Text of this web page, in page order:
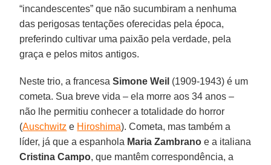
“incandescentes” que não sucumbiram a nenhuma
das perigosas tentações oferecidas pela época,
preferindo cultivar uma paixão pela verdade, pela
graça e pelos mitos antigos.
Neste trio, a francesaSimone Weil (1909-1943) é um
cometa. Sua breve vida – ela morre aos 34 anos –
não lhe permitiu conhecer a totalidade do horror
(Auschwitz e Hiroshima). Cometa, mas também a
líder, já que a espanhola Maria Zambrano e a italiana
Cristina Campo, que mantêm correspondência, a